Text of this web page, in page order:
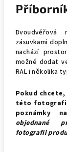
zásuvkami
nachází
možné dodat
RAL i několika
Pokud
této
poznámky
objednané
fotografii